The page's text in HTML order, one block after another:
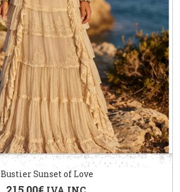
Bustier Sunset of Love